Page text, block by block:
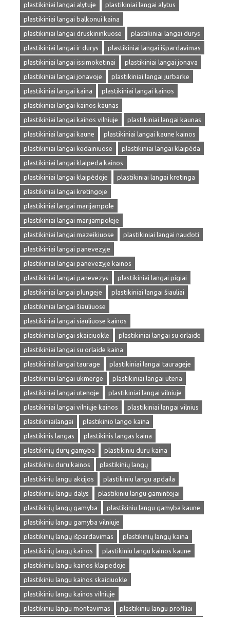
plastikiniai langai alytuje
plastikiniai langai alytus
plastikiniai langai balkonui kaina
plastikiniai langai druskininkuose
plastikiniai langai durys
plastikiniai langai ir durys
plastikiniai langai išpardavimas
plastikiniai langai issimoketinai
plastikiniai langai jonava
plastikiniai langai jonavoje
plastikiniai langai jurbarke
plastikiniai langai kaina
plastikiniai langai kainos
plastikiniai langai kainos kaunas
plastikiniai langai kainos vilniuje
plastikiniai langai kaunas
plastikiniai langai kaune
plastikiniai langai kaune kainos
plastikiniai langai kedainiuose
plastikiniai langai klaipėda
plastikiniai langai klaipeda kainos
plastikiniai langai klaipėdoje
plastikiniai langai kretinga
plastikiniai langai kretingoje
plastikiniai langai marijampole
plastikiniai langai marijampoleje
plastikiniai langai mazeikiuose
plastikiniai langai naudoti
plastikiniai langai panevezyje
plastikiniai langai panevezyje kainos
plastikiniai langai panevezys
plastikiniai langai pigiai
plastikiniai langai plungeje
plastikiniai langai šiauliai
plastikiniai langai šiauliuose
plastikiniai langai siauliuose kainos
plastikiniai langai skaiciuokle
plastikiniai langai su orlaide
plastikiniai langai su orlaide kaina
plastikiniai langai taurage
plastikiniai langai taurageje
plastikiniai langai ukmerge
plastikiniai langai utena
plastikiniai langai utenoje
plastikiniai langai vilniuje
plastikiniai langai vilniuje kainos
plastikiniai langai vilnius
plastikiniailangai
plastikinio lango kaina
plastikinis langas
plastikinis langas kaina
plastikinių durų gamyba
plastikiniu duru kaina
plastikiniu duru kainos
plastikinių langų
plastikiniu langu akcijos
plastikiniu langu apdaila
plastikiniu langu dalys
plastikiniu langu gamintojai
plastikinių langų gamyba
plastikiniu langu gamyba kaune
plastikiniu langu gamyba vilniuje
plastikinių langų išpardavimas
plastikinių langų kaina
plastikinių langų kainos
plastikiniu langu kainos kaune
plastikiniu langu kainos klaipedoje
plastikiniu langu kainos skaiciuokle
plastikiniu langu kainos vilniuje
plastikiniu langu montavimas
plastikiniu langu profiliai